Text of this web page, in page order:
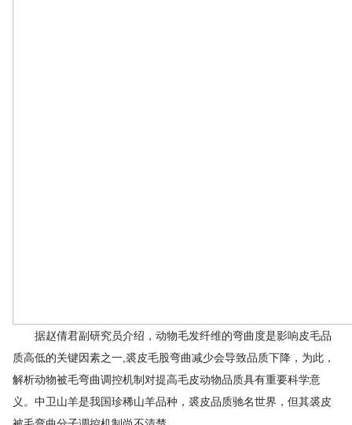
据赵倩君副研究员介绍，动物毛发纤维的弯曲度是影响皮毛品
质高低的关键因素之一,裘皮毛股弯曲减少会导致品质下降，为此，
解析动物被毛弯曲调控机制对提高毛皮动物品质具有重要科学意
义。中卫山羊是我国珍稀山羊品种，裘皮品质驰名世界，但其裘皮